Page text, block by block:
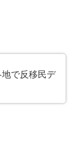
地で反移民デ